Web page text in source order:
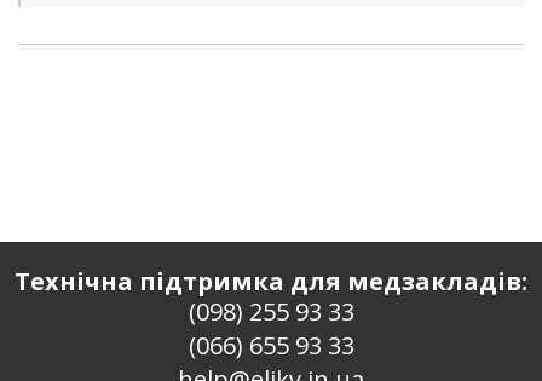
Технічна підтримка для медзакладів:
(098) 255 93 33
(066) 655 93 33